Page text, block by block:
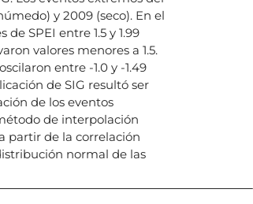
y 2009 (seco). En el
SPEI entre 1.5 y 1.99
valores menores a 1.5.
entre -1.0 y -1.49
de SIG resultó ser
de los eventos
de interpolación
partir de la correlación
normal de las